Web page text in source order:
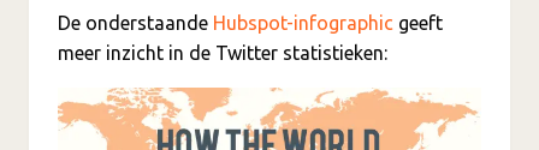
De onderstaande Hubspot-infographic geeft
meer inzicht in de Twitter statistieken: